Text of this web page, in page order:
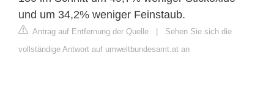
und um 34,2% weniger Feinstaub.
Antrag auf Entfernung der Quelle
Sehen Sie sich die
vollständige Antwort auf umweltbundesamt.at an